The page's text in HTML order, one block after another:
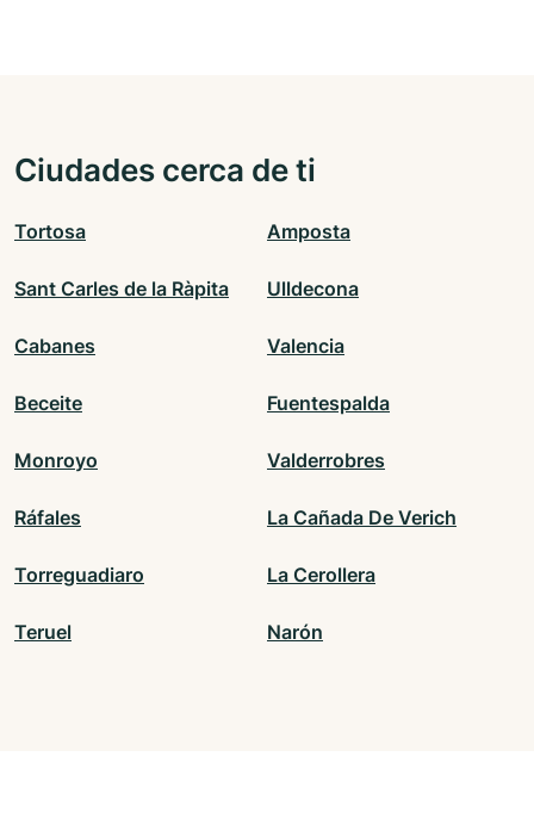
Ciudades cerca de ti
Tortosa Amposta
Sant Carles de la Ràpita Ulldecona
Cabanes Valencia
Beceite Fuentespalda
Monroyo Valderrobres
Ráfales La Cañada De Verich
Torreguadiaro La Cerollera
Teruel Narón